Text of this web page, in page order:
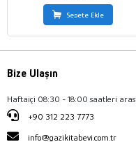
Sepete Ekle
Bize Ulaşın
Haftaiçi 08:30 - 18:00 saatleri
+90 312 223 7773
info@gazikitabevi.com.tr